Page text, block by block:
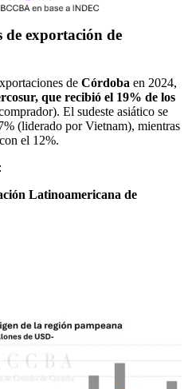
de exportación de
de Córdoba en 2024,
que recibió el 19% de los
El sudeste asiático se
(liderado por Vietnam), mientras
el 12%.
Latinoamericana de